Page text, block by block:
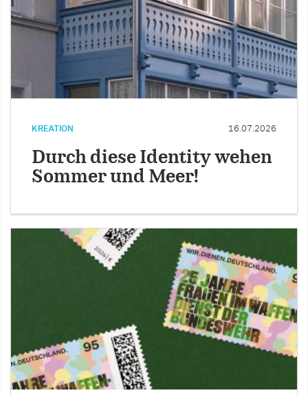
KREATION 16.07.2026
Durch diese Identity wehen
Sommer und Meer!